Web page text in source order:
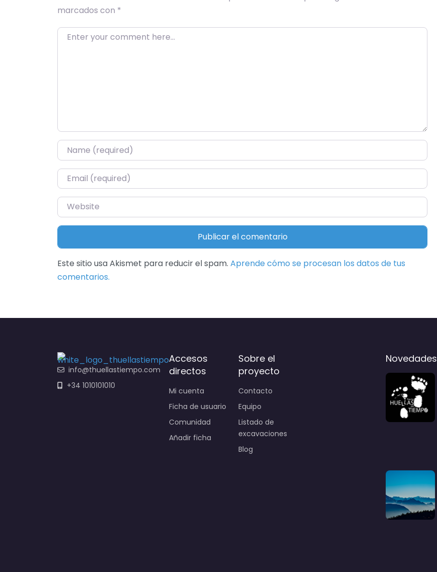
marcados con *
Enter your comment here…
Name*
Email*
Website
Este sitio usa Akismet para reducir el spam. Aprende cómo se procesan los datos de tus
comentarios.
info@thuellastiempo.com
+34 1010101010
Accesos
directos
Mi cuenta
Ficha de usuario
Comunidad
Añadir ficha
Sobre el
proyecto
Contacto
Equipo
Listado de
excavaciones
Blog
Novedades